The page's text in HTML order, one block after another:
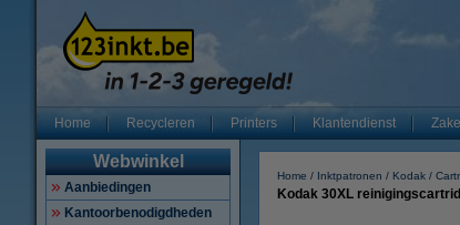
Home Recycleren Printers Klantendienst
Webwinkel
Aanbiedingen
Kantoorbenodigdheden
Home Inktpatronen Kodak
Kodak 30XL